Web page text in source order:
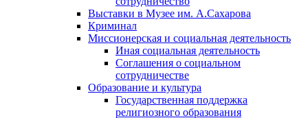
Выставки в Музее им. А.Сахарова
Криминал
Миссионерская и социальная деятельность
Иная социальная деятельность
Соглашения о социальном
сотрудничестве
Образование и культура
Государственная поддержка
религиозного образования